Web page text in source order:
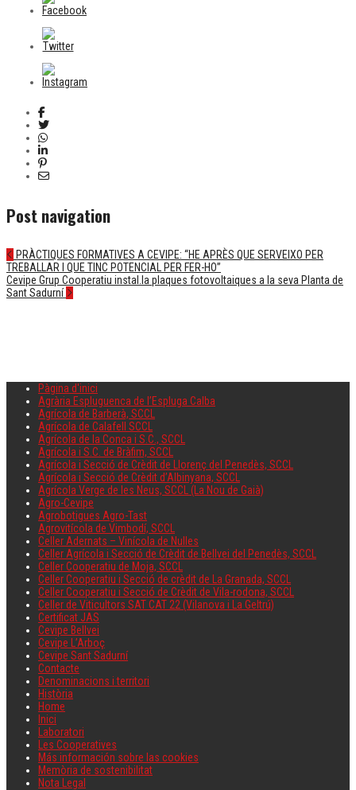
Post navigation
PRÀCTIQUES FORMATIVES A CEVIPE: “HE APRÈS QUE SERVEIXO PER
TREBALLAR I QUE TINC POTENCIAL PER FER-HO”
Cevipe Grup Cooperatiu instal.la plaques fotovoltaiques a la seva Planta de
Sant Sadurní
Pàgina d'inici
Agrària Espluguenca de l’Espluga Calba
Agrícola de Barberà, SCCL
Agrícola de Calafell SCCL
Agrícola de la Conca i S.C., SCCL
Agrícola i S.C. de Bràfim, SCCL
Agrícola i Secció de Crèdit de Llorenç del Penedès, SCCL
Agrícola i Secció de Crèdit d’Albinyana, SCCL
Agrícola Verge de les Neus, SCCL (La Nou de Gaià)
Agro-Cevipe
Agrobotigues Agro-Tast
Agrovitícola de Vimbodí, SCCL
Celler Adernats – Vinícola de Nulles
Celler Agrícola i Secció de Crèdit de Bellvei del Penedès, SCCL
Celler Cooperatiu de Moja, SCCL
Celler Cooperatiu i Secció de crèdit de La Granada, SCCL
Celler Cooperatiu i Secció de Crèdit de Vila-rodona, SCCL
Celler de Viticultors SAT CAT 22 (Vilanova i La Geltrú)
Certificat JAS
Cevipe Bellvei
Cevipe L’Arboç
Cevipe Sant Sadurní
Contacte
Denominacions i territori
Història
Home
Inici
Laboratori
Les Cooperatives
Más información sobre las cookies
Memòria de sostenibilitat
Nota Legal